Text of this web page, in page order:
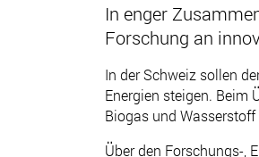
In enger
Forschung an
In der Schweiz sollen
Energien steigen. Beim
Biogas und
Über den Forschungs-,